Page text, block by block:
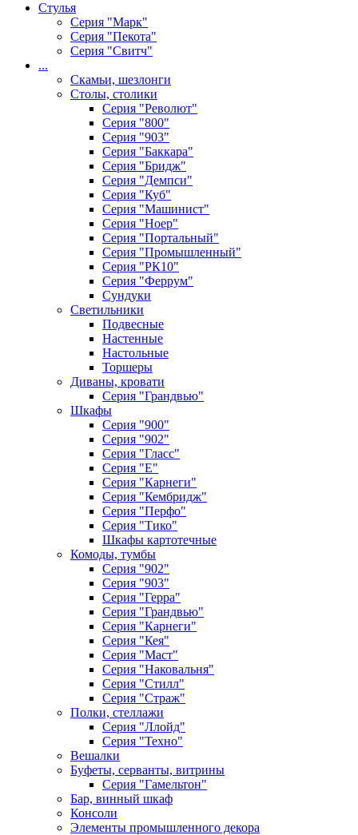
Стулья
Серия "Марк"
Серия "Пекота"
Серия "Свитч"
...
Скамьи, шезлонги
Столы, столики
Серия "Револют"
Серия "800"
Серия "903"
Серия "Баккара"
Серия "Бридж"
Серия "Демпси"
Серия "Куб"
Серия "Машинист"
Серия "Ноер"
Серия "Портальный"
Серия "Промышленный"
Серия "РК10"
Серия "Феррум"
Сундуки
Светильники
Подвесные
Настенные
Настольные
Торшеры
Диваны, кровати
Серия "Грандвью"
Шкафы
Серия "900"
Серия "902"
Серия "Гласс"
Серия "Е"
Серия "Карнеги"
Серия "Кембридж"
Серия "Перфо"
Серия "Тико"
Шкафы картотечные
Комоды, тумбы
Серия "902"
Серия "903"
Серия "Герра"
Серия "Грандвью"
Серия "Карнеги"
Серия "Кея"
Серия "Маст"
Серия "Наковальня"
Серия "Стилл"
Серия "Страж"
Полки, стеллажи
Серия "Ллойд"
Серия "Техно"
Вешалки
Буфеты, серванты, витрины
Серия "Гамельтон"
Бар, винный шкаф
Консоли
Элементы промышленного декора